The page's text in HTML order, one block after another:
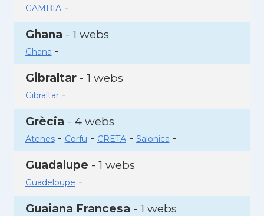
GAMBIA-
Ghana - 1 webs
Ghana -
Gibraltar- 1 webs
Gibraltar-
Grècia - 4 webs
Atenes- Corfu - CRETA- Salonica -
Guadalupe - 1 webs
Guadeloupe -
Guaiana Francesa - 1 webs